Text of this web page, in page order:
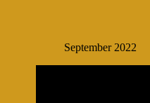
September 2022